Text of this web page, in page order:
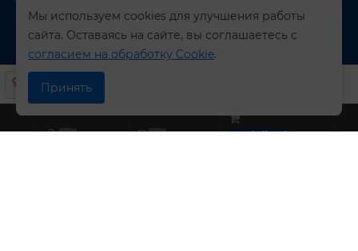
0 0 undefined
Мы используем cookies для улучшения работы
сайта. Оставаясь на сайте, вы соглашаетесь с
согласием на обработку Cookie.
Принять